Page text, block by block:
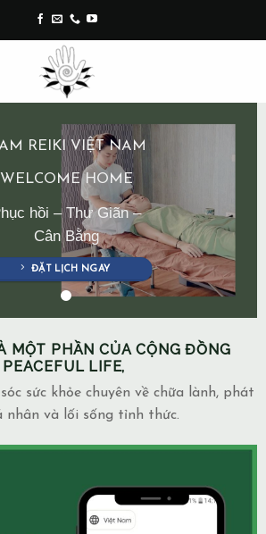
REIKI VIỆT NAM
WELCOME HOME
hồi – Thư Giãn –
Cân Bằng
ĐẶT LỊCH NGAY
MỘT PHẦN CỦA CỘNG ĐỒNG
PEACEFUL LIFE,
sức khỏe chuyên về chữa lành, phát
nhân và lối sống tỉnh thức.